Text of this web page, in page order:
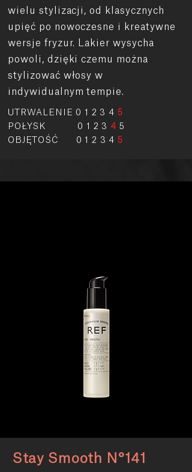
wielu stylizacji, od klasycznych
upięć po nowoczesne i kreatywne
wersje fryzur. Lakier wysycha
powoli, dzięki czemu można
stylizować włosy w
indywidualnym tempie.
UTRWALENIE 0 1 2 3 4 5
POŁYSK 0 1 2 3 4 5
OBJĘTOŚĆ 0 1 2 3 45
Stay Smooth N°141